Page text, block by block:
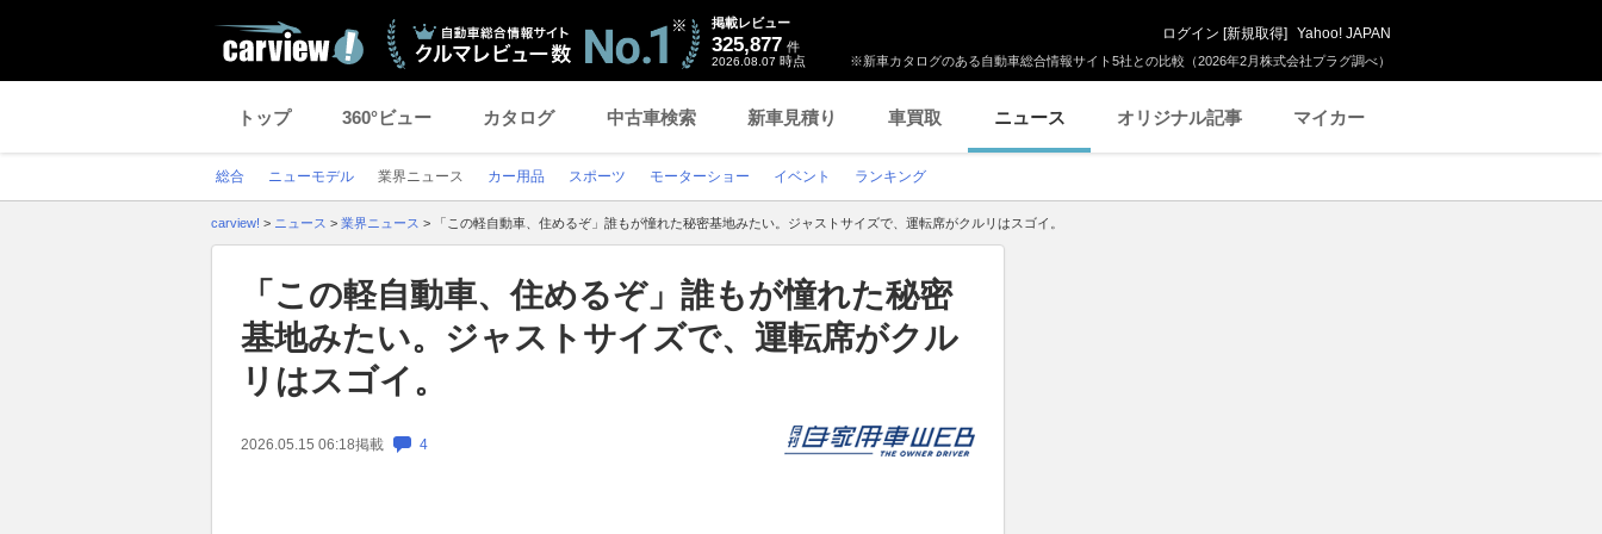
※新車カタログのある自動車総合情報サイト5社との比較（2026年2月株式会社プラグ調べ）
掲載レビュー
325,877 件
2026.08.07 時点
ログイン [新規取得] Yahoo! JAPAN
トップ 360°ビュー カタログ 中古車検索 新車見積り 車買取 ニュース オリジナル記事 マイカー
総合 ニューモデル 業界ニュース カー用品 スポーツ モーターショー イベント ランキング
carview! > ニュース > 業界ニュース > 「この軽自動車、住めるぞ」誰もが憧れた秘密基地みたい。ジャストサイズで、運転席がクルリはスゴイ。
「この軽自動車、住めるぞ」誰もが憧れた秘密
基地みたい。ジャストサイズで、運転席がクル
リはスゴイ。
2026.05.15 06:18掲載 4